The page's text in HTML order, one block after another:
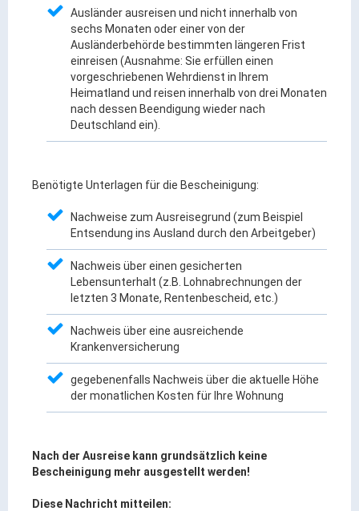
Stadt & Freizeit
Bildung & Erziehung
Familie & Gleichstellung
Heiraten in Kaufbeuren
Stadtgeschichte & -teile
Willkommen in der Altstadt
ÖPNV
Engagement, Ehrenamt & Vereine
Gesundheit
Kultur
Persönlichkeiten
Wirtschaft & Handel
Ausländer ausreisen und nicht innerhalb von
sechs Monaten oder einer von der
Ausländerbehörde bestimmten längeren Frist
einreisen (Ausnahme: Sie erfüllen einen
vorgeschriebenen Wehrdienst in Ihrem
Heimatland und reisen innerhalb von drei Monaten
nach dessen Beendigung wieder nach
Deutschland ein).
Benötigte Unterlagen für die Bescheinigung:
Nachweise zum Ausreisegrund (zum Beispiel
Entsendung ins Ausland durch den Arbeitgeber)
Nachweis über einen gesicherten
Lebensunterhalt (z.B. Lohnabrechnungen der
letzten 3 Monate, Rentenbescheid, etc.)
Nachweis über eine ausreichende
Krankenversicherung
gegebenenfalls Nachweis über die aktuelle Höhe
der monatlichen Kosten für Ihre Wohnung
Nach der Ausreise kann grundsätzlich keine
Bescheinigung mehr ausgestellt werden!
Diese Nachricht mitteilen: